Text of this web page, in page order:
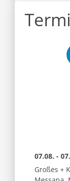
07.08. -
Großes +